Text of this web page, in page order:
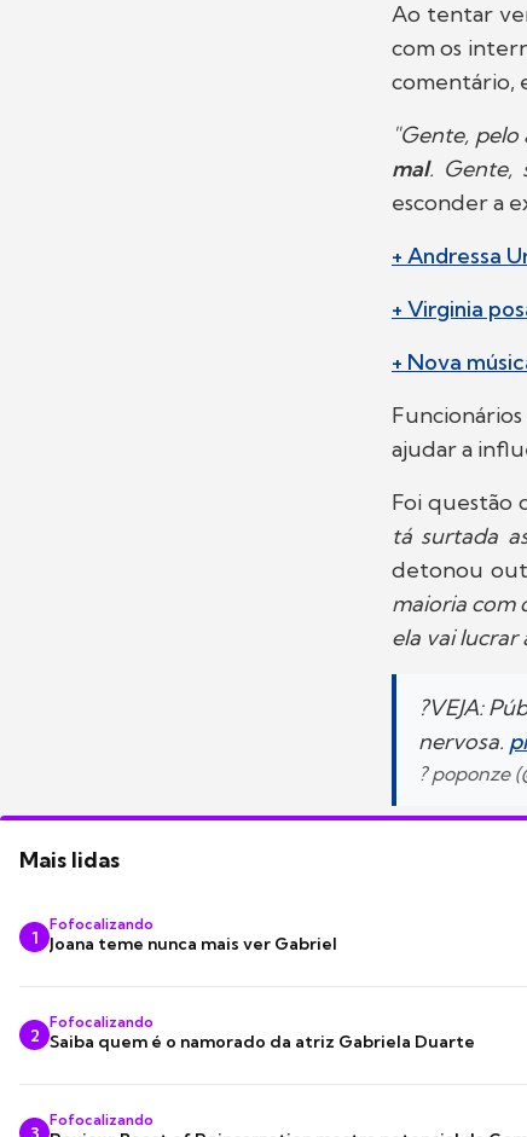
Ao tentar
com os
comentário,
"Gente,
mal. Gente,
esconder a
+ Andressa
+ Virginia
+ Nova
ajudar a
Foi questão
tá surtada
detonou
maioria com
ela vai lucrar
?VEJA:
nervosa.
? poponze
Mais lidas
1
Fofocalizando
Joana teme nunca mais ver Gabriel
2
Fofocalizando
Saiba quem é o namorado da atriz Gabriela Duarte
Fofocalizando